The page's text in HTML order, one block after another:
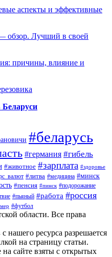
аспекты и эффективные
обзор. Лучший в своей
причины, влияние и
#беларусь
#германия #гибель
#животное #зарплата #здоровье
#литва #медицина #минск
#пенсия #пинск #подорожание
#пьяный #работа #россия
#футбол
области. Все права
нашего ресурса разрешается
на страницу статьи.
сайте взяты с открытых